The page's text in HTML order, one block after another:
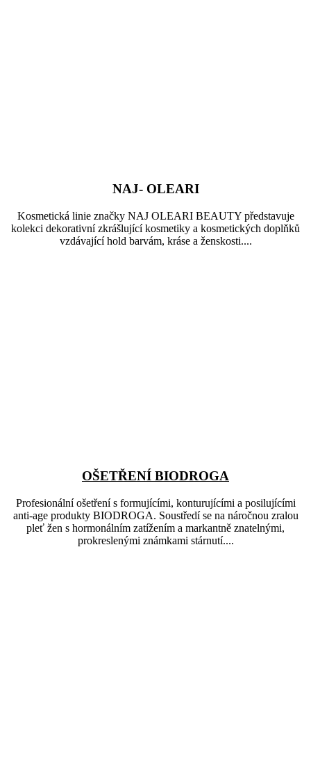
NAJ- OLEARI
Kosmetická linie značky NAJ OLEARI BEAUTY představuje
kolekci dekorativní zkrášlující kosmetiky a kosmetických doplňků
vzdávající hold barvám, kráse a ženskosti....
OŠETŘENÍ BIODROGA
Profesionální ošetření s formujícími, konturujícími a posilujícími
anti-age produkty BIODROGA. Soustředí se na náročnou zralou
pleť žen s hormonálním zatížením a markantně znatelnými,
prokreslenými známkami stárnutí....